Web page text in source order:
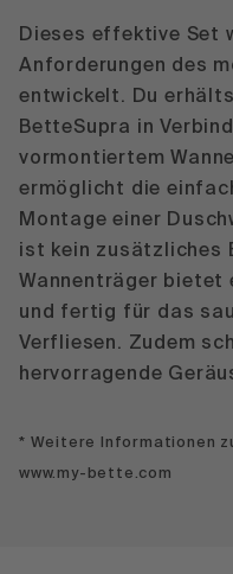
Dieses effektive Set
Anforderungen des
entwickelt. Du
BetteSupra in
vormontiertem
ermöglicht die
Montage einer
ist kein zusätzliches
Wannenträger bietet
und fertig für das
Verfliesen. Zudem
hervorragende
* Weitere Informationen
www.my-bette.com